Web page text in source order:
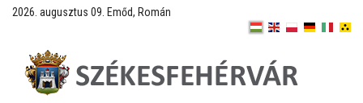
2026. augusztus 09. Emőd, Román